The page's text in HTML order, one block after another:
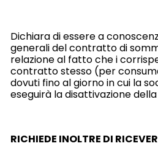
Dichiara di essere a
generali del contratto di
relazione al fatto che i
contratto stesso (per
dovuti fino al giorno in cui la
eseguirà la disattivazione
RICHIEDE INOLTRE DI